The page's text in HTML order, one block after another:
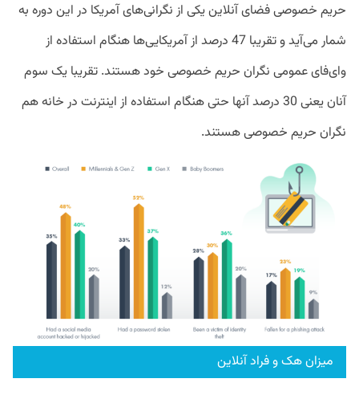
حریم خصوصی فضای آنلاین یکی از نگرانی‌های آمریکا در این دوره به
شمار می‌آید و تقریبا 47 درصد از آمریکایی‌ها هنگام استفاده از
وای‌فای عمومی نگران حریم خصوصی خود هستند. تقریبا یک سوم
آنان یعنی 30 درصد آنها حتی هنگام استفاده از اینترنت در خانه هم
نگران حریم خصوصی هستند.
میزان هک و فراد آنلاین